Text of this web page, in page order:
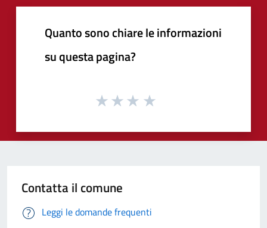
Quanto sono chiare le informazioni
su questa pagina?
Contatta il comune
Leggi le domande frequenti